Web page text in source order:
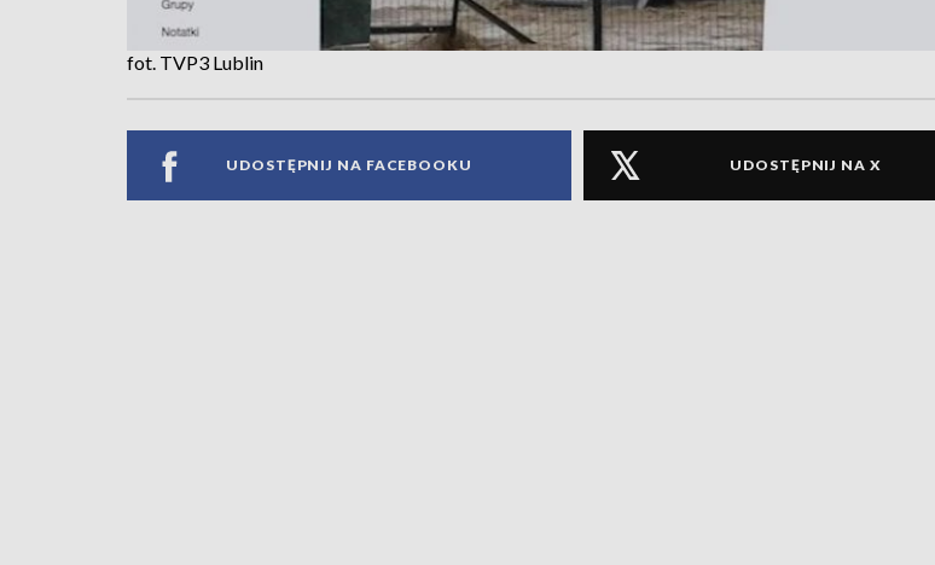
fot. TVP3 Lublin
UDOSTĘPNIJ NA FACEBOOKU UDOSTĘPNIJ NA X